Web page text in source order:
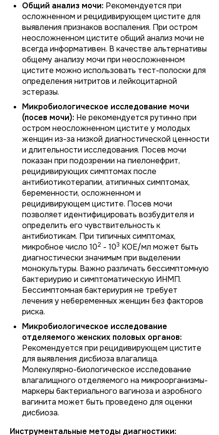
Общий анализ мочи: Рекомендуется при
осложненном и рецидивирующем цистите для
выявления признаков воспаления. При остром
неосложненном цистите общий анализ мочи не
всегда информативен. В качестве альтернативы
общему анализу мочи при неосложненном
цистите можно использовать тест-полоски для
определения нитритов и лейкоцитарной
эстеразы.
Микробиологическое исследование мочи
(посев мочи): Не рекомендуется рутинно при
остром неосложненном цистите у молодых
женщин из-за низкой диагностической ценности
и длительности исследования. Посев мочи
показан при подозрении на пиелонефрит,
рецидивирующих симптомах после
антибиотикотерапии, атипичных симптомах,
беременности, осложненном и
рецидивирующем цистите. Посев мочи
позволяет идентифицировать возбудителя и
определить его чувствительность к
антибиотикам. При типичных симптомах,
микробное число 102 - 103 КОЕ/мл может быть
диагностически значимым при выделении
монокультуры. Важно различать бессимптомную
бактериурию и симптоматическую ИНМП.
Бессимптомная бактериурия не требует
лечения у небеременных женщин без факторов
риска.
Микробиологическое исследование
отделяемого женских половых органов:
Рекомендуется при рецидивирующем цистите
для выявления дисбиоза влагалища.
Молекулярно-биологическое исследование
влагалищного отделяемого на микроорганизмы-
маркеры бактериального вагиноза и аэробного
вагинита может быть проведено для оценки
дисбиоза.
Инструментальные методы диагностики: